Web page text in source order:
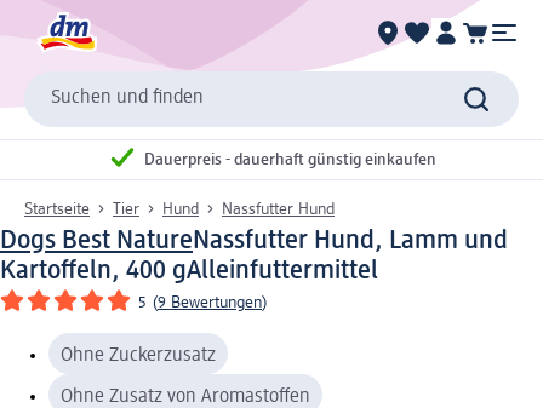
Suchen und finden
Dauerpreis - dauerhaft günstig einkaufen
Startseite Tier Hund Nassfutter Hund
Dogs Best NatureNassfutter Hund, Lamm und
Kartoffeln, 400 gAlleinfuttermittel
5 (9 Bewertungen)
Ohne Zuckerzusatz
Ohne Zusatz von Aromastoffen